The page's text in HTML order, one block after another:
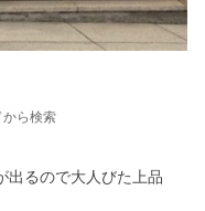
ら検索
出るので大人びた上品